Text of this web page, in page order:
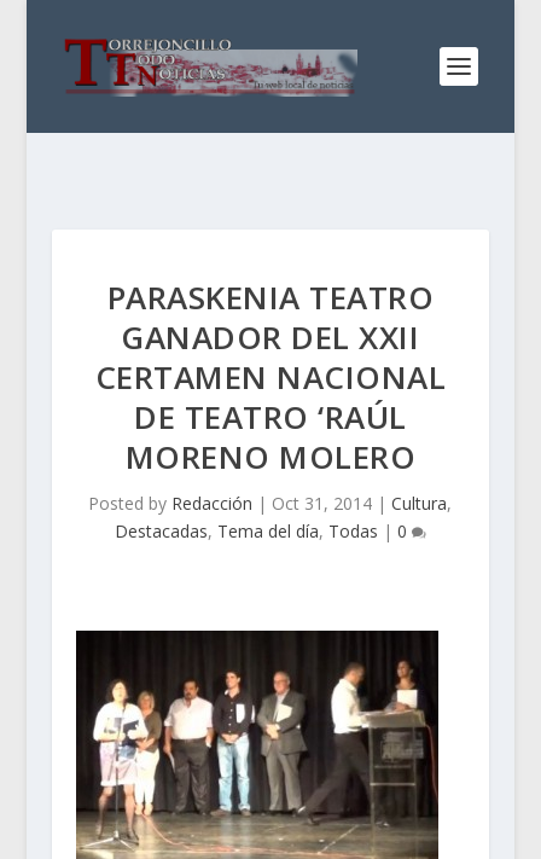
PARASKENIA TEATRO
GANADOR DEL XXII
CERTAMEN NACIONAL
DE TEATRO ‘RAÚL
MORENO MOLERO
Posted by Redacción | Oct 31, 2014 |Cultura,
Destacadas, Tema del día, Todas | 0